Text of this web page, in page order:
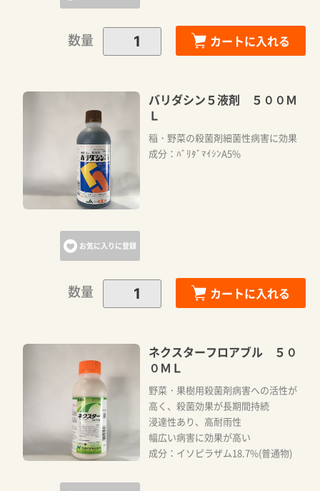
数量 カートに入れる
お気に入りに登録
バリダシン５液剤 ５００Ｍ
Ｌ
稲・野菜の殺菌剤細菌性病害に効果
成分：ﾊﾞﾘﾀﾞﾏｲｼﾝA5%
数量 カートに入れる
ネクスターフロアブル ５０
０ＭＬ
野菜・果樹用殺菌剤病害への活性が
高く、殺菌効果が長期間持続
浸達性あり、高耐雨性
幅広い病害に効果が高い
成分：イソピラザム18.7%(普通物)
カートに追加しました。